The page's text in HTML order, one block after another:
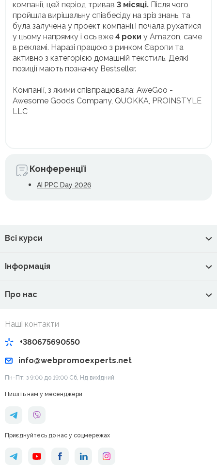
компанії, цей період тривав 3 місяці. Після чого
пройшла вирішальну співбесіду на зріз знань, та
була залучена у проект компанії.І почала рухатися
у цьому напрямку і ось вже 4 роки у Amazon, саме
в рекламі. Наразі працюю з ринком Європи та
активно з категорією домашній текстиль. Деякі
позиції мають позначку Bestseller.
Компанії, з якими співпрацювала: AweGoo -
Awesome Goods Company, QUOKKA, PROINSTYLE
LLC
Конференції
AI PPC Day 2026
Всі курси
Інформація
Про нас
Наші контакти
+380675690550
info@webpromoexperts.net
Пн-Пт: з 9:00 до 19:00 Cб, Нд вихідний
Пишіть нам у месенджери
Приєднуйтесь до нас у соцмережах